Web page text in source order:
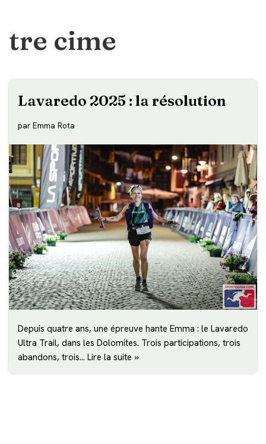
tre cime
Lavaredo 2025 : la résolution
par Emma Rota
Depuis quatre ans, une épreuve hante Emma : le Lavaredo
Ultra Trail, dans les Dolomites. Trois participations, trois
abandons, trois… Lire la suite »